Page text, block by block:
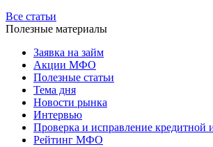
Все статьи
Полезные материалы
Заявка на займ
Акции МФО
Полезные статьи
Тема дня
Новости рынка
Интервью
Проверка и исправление кредитной
Рейтинг МФО